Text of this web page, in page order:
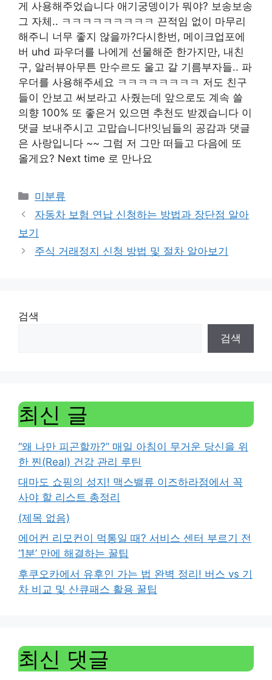
게 사용해주었습니다 애기궁뎅이가 뭐야? 보송보송
그 자체.. ㅋㅋㅋㅋㅋㅋㅋㅋㅋ 끈적임 없이 마무리
해주니 너무 좋지 않을까?다시한번, 메이크업포에
버 uhd 파우더를 나에게 선물해준 한가지만, 내친
구, 알러뷰아무튼 만수르도 울고 갈 기름부자들.. 파
우더를 사용해주세요 ㅋㅋㅋㅋㅋㅋㅋㅋ 저도 친구
들이 안보고 써보라고 사줬는데 앞으로도 계속 쓸
의향 100% 또 좋은거 있으면 추천도 받겠습니다 이
댓글 보내주시고 고맙습니다!잇님들의 공감과 댓글
은 사랑입니다 ~~ 그럼 저 그만 떠들고 다음에 또
올게요? Next time 로 만나요
Categories
미분류
자동차 보험 연납 신청하는 방법과 장단점 알아
보기
주식 거래정지 신청 방법 및 절차 알아보기
검색
검색
최신 글
“왜 나만 피곤할까?” 매일 아침이 무거운 당신을 위
한 찐(Real) 건강 관리 루틴
대마도 쇼핑의 성지! 맥스밸류 이즈하라점에서 꼭
사야 할 리스트 총정리
(제목 없음)
에어컨 리모컨이 먹통일 때? 서비스 센터 부르기 전
‘1분’ 만에 해결하는 꿀팁
후쿠오카에서 유후인 가는 법 완벽 정리! 버스 vs 기
차 비교 및 산큐패스 활용 꿀팁
최신 댓글